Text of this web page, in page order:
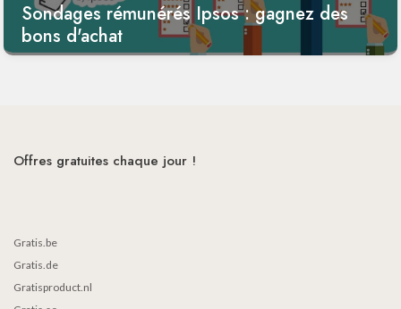
Sondages rémunérés Ipsos : gagnez des
bons d'achat
Offres gratuites chaque jour !
Gratis.be
Gratis.de
Gratisproduct.nl